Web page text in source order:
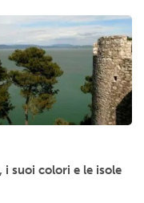
i suoi colori e le isole